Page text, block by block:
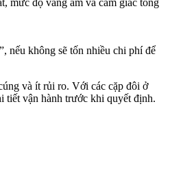
nếu không sẽ tốn nhiều chi phí để
và ít rủi ro. Với các cặp đôi ở
tiết vận hành trước khi quyết định.